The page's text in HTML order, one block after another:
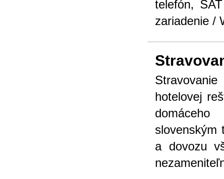
telefón,
zariadenie /
hotelovej
slovenským
a dovozu